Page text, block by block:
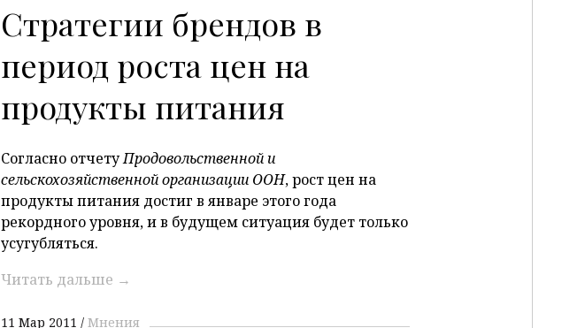
Стратегии брендов в
период роста цен на
продукты питания
P
Согласно отчетуПродовольственной и
сельскохозяйственной организации ООН, рост цен на
продукты питания достиг в январе этого года
рекордного уровня, и в будущем ситуация будет только
усугубляться.
Читать дальше →
11 Мар 2011 Мнения